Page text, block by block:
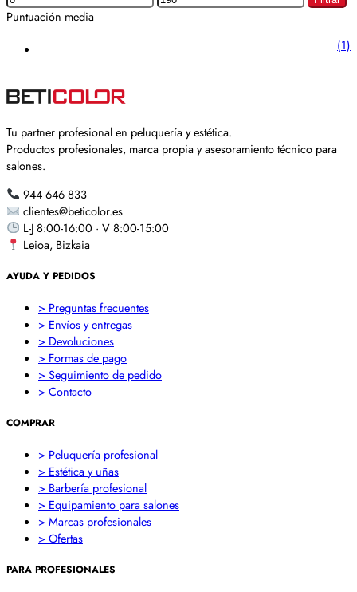
Puntuación media
(1)
Tu partner profesional en peluquería y estética.
Productos profesionales, marca propia y asesoramiento técnico para
salones.
944 646 833
clientes@beticolor.es
L-J 8:00-16:00 · V 8:00-15:00
Leioa, Bizkaia
AYUDA Y PEDIDOS
> Preguntas frecuentes
> Envíos y entregas
> Devoluciones
> Formas de pago
> Seguimiento de pedido
> Contacto
COMPRAR
> Peluquería profesional
> Estética y uñas
> Barbería profesional
> Equipamiento para salones
> Marcas profesionales
> Ofertas
PARA PROFESIONALES